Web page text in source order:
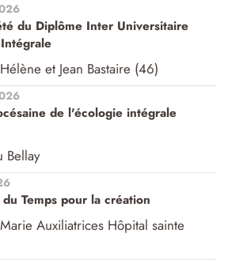
du Diplôme Inter Universitaire
et Jean Bastaire (46)
de l'écologie intégrale
Bellay
Temps pour la création
Auxiliatrices Hôpital sainte